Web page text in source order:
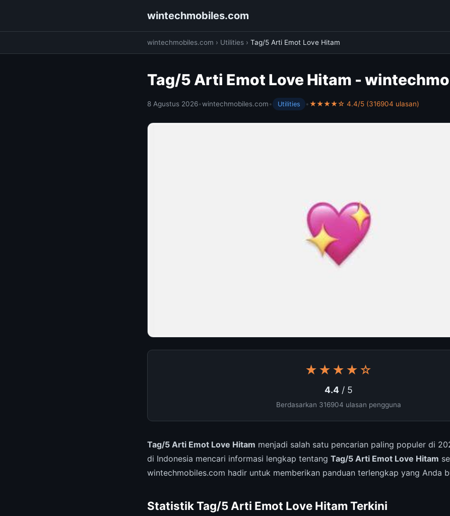
wintechmobiles.com
wintechmobiles.com › Utilities › Tag/5 Arti Emot Love Hitam
Tag/5 Arti Emot Love Hitam -
8 Agustus 2026•wintechmobiles.com• Utilities •★★★★☆ 4.4/5 (316904 ulasan)
★★★★☆
4.4 / 5
Berdasarkan 316904 ulasan pengguna
Tag/5 Arti Emot Love Hitam menjadi salah satu pencarian paling populer di
di Indonesia mencari informasi lengkap tentang Tag/5 Arti Emot Love Hitam
wintechmobiles.com hadir untuk memberikan panduan terlengkap yang Anda
Statistik Tag/5 Arti Emot Love Hitam Terkini